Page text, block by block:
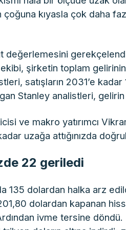
kıyasla çok daha
değerlemesini
ekibi, şirketin toplam
satışların 2031’e
Stanley analistleri,
ve makro yatırımcı
uzağa attığınızda
22 geriledi
135 dolardan halka arz
dolardan kapanan
ivme tersine